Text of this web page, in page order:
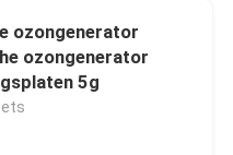
ozongenerator
ozongenerator
5g